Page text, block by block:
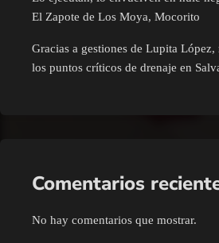
El Zapote de Los Moya, Mocorito
Gracias a gestiones de Lupita
los puntos críticos de drenaje en
Comentarios
No hay comentarios que mostrar.